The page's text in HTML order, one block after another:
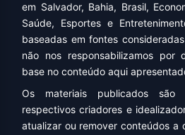
em Salvador, Bahia, Brasil,
Saúde, Esportes e
baseadas em fontes
não nos responsabilizamos por
base no conteúdo aqui
Os materiais publicados
respectivos criadores e
atualizar ou remover conteúdos a